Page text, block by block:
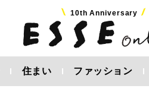
10th Anniversary
住まい ファッション